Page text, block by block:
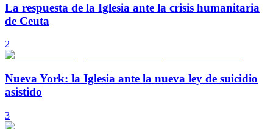
La respuesta de la Iglesia ante la crisis humanitaria
de Ceuta
2
Nueva York: la Iglesia ante la nueva ley de suicidio
asistido
3